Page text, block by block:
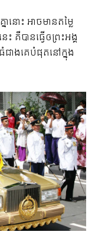
នោះ អាចមានតម្លៃ
គឺបានធ្វើឲព្រះអង្គ
ធំជាងគេបំផុតនៅក្នុង